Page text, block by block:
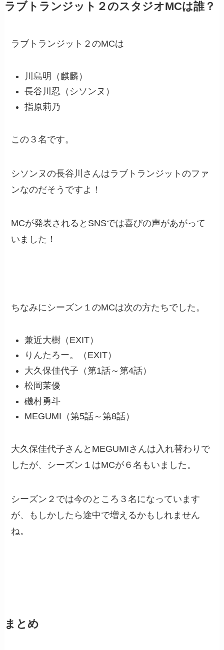
ラブトランジット２のスタジオMCは誰？
ラブトランジット２のMCは
川島明（麒麟）
長谷川忍（シソンヌ）
指原莉乃
この３名です。
シソンヌの長谷川さんはラブトランジットのファ
ンなのだそうですよ！
MCが発表されるとSNSでは喜びの声があがって
いました！
ちなみにシーズン１のMCは次の方たちでした。
兼近大樹（EXIT）
りんたろー。（EXIT）
大久保佳代子（第1話～第4話）
松岡茉優
磯村勇斗
MEGUMI（第5話～第8話）
大久保佳代子さんとMEGUMIさんは入れ替わりで
したが、シーズン１はMCが６名もいました。
シーズン２では今のところ３名になっています
が、もしかしたら途中で増えるかもしれません
ね。
まとめ